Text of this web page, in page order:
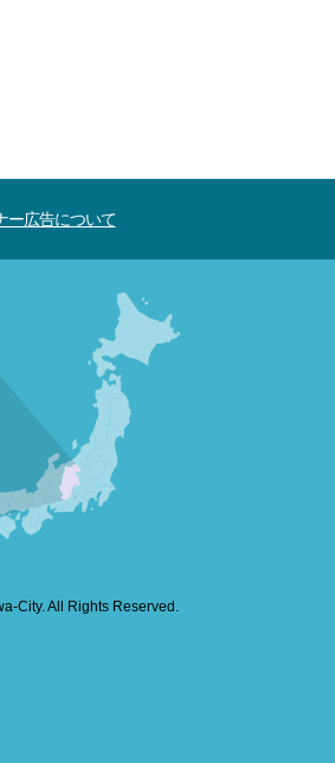
ー広告について
City. All Rights Reserved.